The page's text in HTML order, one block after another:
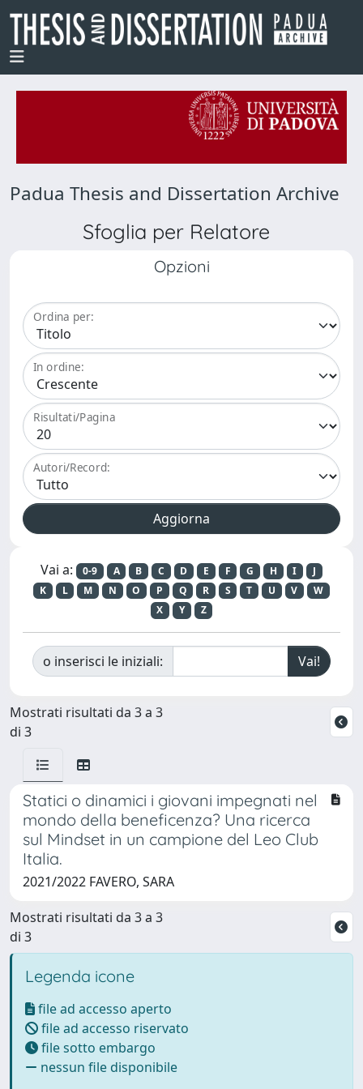
Padua Thesis and Dissertation Archive
Sfoglia per Relatore
Opzioni
Ordina per:
In ordine:
Risultati/Pagina
Autori/Record:
Vai a: 0-9 A B C D E F G H I
J
K
L M N O P Q R S T U V
W
X
Y Z
o inserisci le iniziali:
Mostrati risultati da 3 a 3
di 3
Statici o dinamici i giovani impegnati nel
mondo della beneficenza? Una ricerca
sul Mindset in un campione del Leo Club
Italia.
2021/2022 FAVERO, SARA
Mostrati risultati da 3 a 3
di 3
Legenda icone
file ad accesso aperto
file ad accesso riservato
file sotto embargo
nessun file disponibile